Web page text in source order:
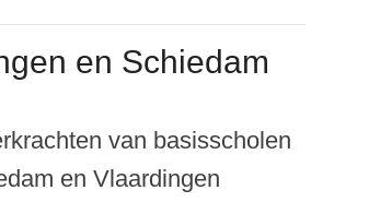
en Schiedam
van basisscholen
en Vlaardingen